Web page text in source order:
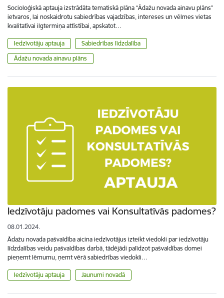
Socioloģiskā aptauja izstrādāta tematiskā plāna “Ādažu novada ainavu plāns”
ietvaros, lai noskaidrotu sabiedrības vajadzības, intereses un vēlmes vietas
kvalitatīvai ilgtermiņa attīstībai, apskatot…
Iedzīvotāju aptauja
Sabiedrības līdzdalība
Ādažu novada ainavu plāns
Iedzīvotāju padomes vai Konsultatīvās padomes?
08.01.2024.
Ādažu novada pašvaldība aicina iedzīvotājus izteikt viedokli par iedzīvotāju
līdzdalības veidu pašvaldības darbā, tādējādi palīdzot pašvaldības domei
pieņemt lēmumu, ņemt vērā sabiedrības viedokli…
Iedzīvotāju aptauja Jaunumi novadā